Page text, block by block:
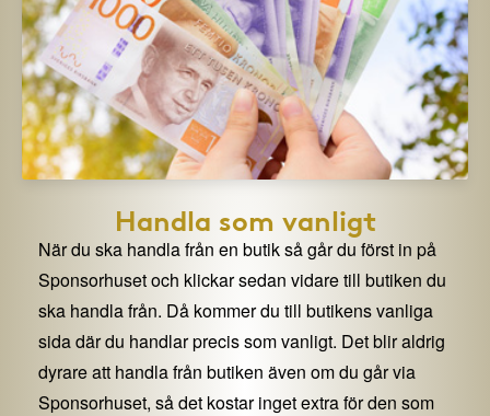
Handla som vanligt
När du ska handla från en butik så går du först in på
Sponsorhuset och klickar sedan vidare till butiken du
ska handla från. Då kommer du till butikens vanliga
sida där du handlar precis som vanligt. Det blir aldrig
dyrare att handla från butiken även om du går via
Sponsorhuset, så det kostar inget extra för den som